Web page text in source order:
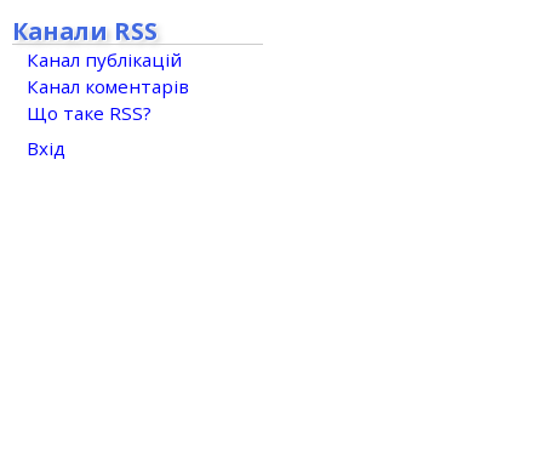
Канали RSS
Канал публікацій
Канал коментарів
Що таке RSS?
Вхід